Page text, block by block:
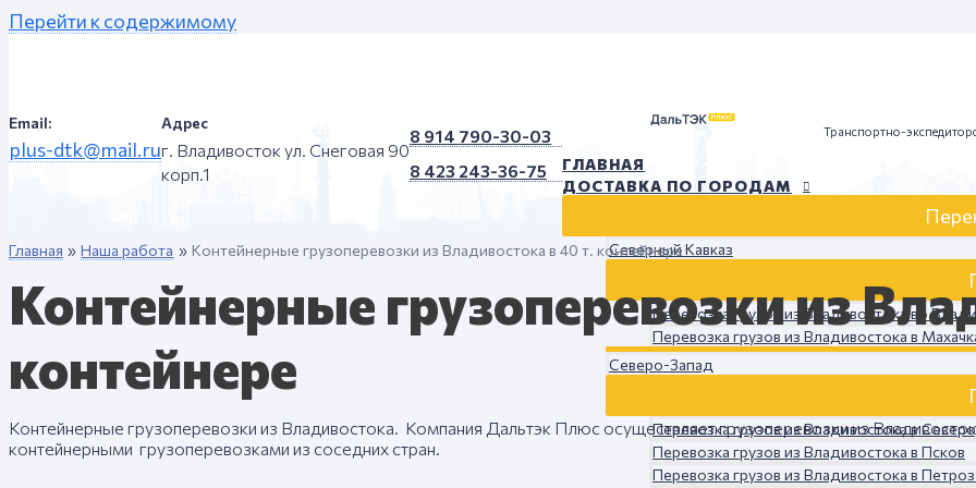
Перейти к содержимому
Email:
plus-dtk@mail.ru
Адрес
г. Владивосток ул. Снеговая 90
корп.1
8 914 790-30-03
8 423 243-36-75
Транспортно-
ГЛАВНАЯ
ДОСТАВКА ПО ГОРОДАМ
Северный Кавказ
Перевозка грузов из Владивостока во
Перевозка грузов из Владивостока в
Северо-Запад
Перевозка грузов из Владивостока в
Перевозка грузов из Владивостока в Псков
Перевозка грузов из Владивостока в
Главная Наша работа Контейнерные грузоперевозки из Владивостока в 40 т. контейнере
Контейнерные грузоперевозки из
контейнере
Контейнерные грузоперевозки из Владивостока. Компания Дальтэк Плюс осуществляет грузоперевозки из
контейнерными грузоперевозками из соседних стран.